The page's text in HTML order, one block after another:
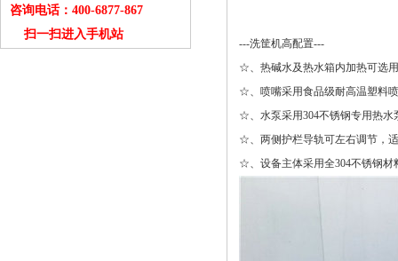
咨询电话：400-6877-867
扫一扫进入手机站
---洗筐机高配置---
☆、 热碱水及热水箱内加热可选
☆、 喷嘴采用食品级耐高温塑料
☆、 水泵采用304不锈钢专用热水
☆、 两侧护栏导轨可左右调节，
☆、 设备主体采用全304不锈钢